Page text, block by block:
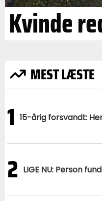
Kvinde
MEST LÆSTE
1 15-årig forsvandt:
2 LIGE NU: Person